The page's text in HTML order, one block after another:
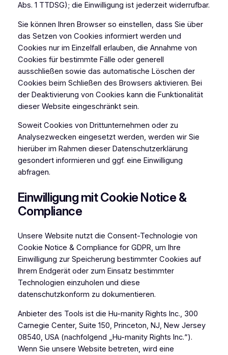
Abs. 1 TTDSG); die Einwilligung ist jederzeit widerrufbar.
Sie können Ihren Browser so einstellen, dass Sie über
das Setzen von Cookies informiert werden und
Cookies nur im Einzelfall erlauben, die Annahme von
Cookies für bestimmte Fälle oder generell
ausschließen sowie das automatische Löschen der
Cookies beim Schließen des Browsers aktivieren. Bei
der Deaktivierung von Cookies kann die Funktionalität
dieser Website eingeschränkt sein.
Soweit Cookies von Drittunternehmen oder zu
Analysezwecken eingesetzt werden, werden wir Sie
hierüber im Rahmen dieser Datenschutzerklärung
gesondert informieren und ggf. eine Einwilligung
abfragen.
Einwilligung mit Cookie Notice &
Compliance
Unsere Website nutzt die Consent-Technologie von
Cookie Notice & Compliance for GDPR, um Ihre
Einwilligung zur Speicherung bestimmter Cookies auf
Ihrem Endgerät oder zum Einsatz bestimmter
Technologien einzuholen und diese
datenschutzkonform zu dokumentieren.
Anbieter des Tools ist die Hu-manity Rights Inc., 300
Carnegie Center, Suite 150, Princeton, NJ, New Jersey
08540, USA (nachfolgend „Hu-manity Rights Inc.“).
Wenn Sie unsere Website betreten, wird eine